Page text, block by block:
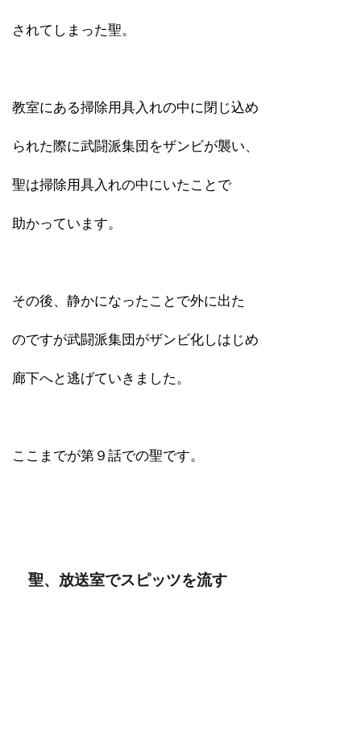
されてしまった聖。
教室にある掃除用具入れの中に閉じ込め
られた際に武闘派集団をザンビが襲い、
聖は掃除用具入れの中にいたことで
助かっています。
その後、静かになったことで外に出た
のですが武闘派集団がザンビ化しはじめ
廊下へと逃げていきました。
ここまでが第９話での聖です。
聖、放送室でスピッツを流す